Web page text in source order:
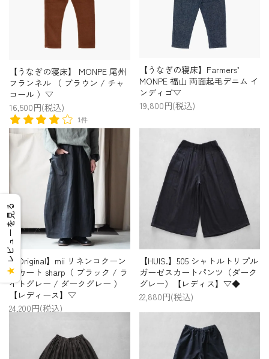
【うなぎの寝床】 MONPE 尾州
フランネル （ ブラウン / チャ
コール ）▽
16,500円(税込)
1件
【うなぎの寝床】Farmers’
MONPE 福山 両面起毛デニム イ
ンディゴ▽
19,800円(税込)
【Original】mii リネンコクーン
スカート sharp（ ブラック / ラ
イトグレー / ダークグレー ）
【レディース】▽
24,200円(税込)
【HUIS.】505 シャトルトリプル
ガーゼスカートパンツ（ダーク
グレー）【レディス】▽◆
22,880円(税込)
★
レビューを見る